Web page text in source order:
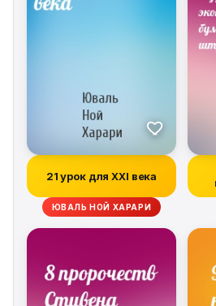
21 урок для XXI века
ЮВАЛЬ НОЙ ХАРАРИ